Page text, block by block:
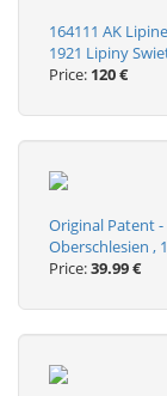
164111 AK
1921 Lipiny
Price: 120 €
Original Patent
Oberschlesien ,
Price:39.99 €